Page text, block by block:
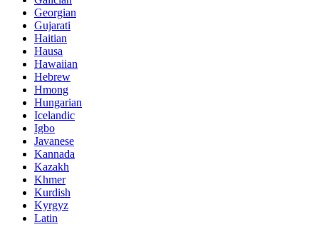
Georgian
Gujarati
Haitian
Hausa
Hawaiian
Hebrew
Hmong
Hungarian
Icelandic
Igbo
Javanese
Kannada
Kazakh
Khmer
Kurdish
Kyrgyz
Latin